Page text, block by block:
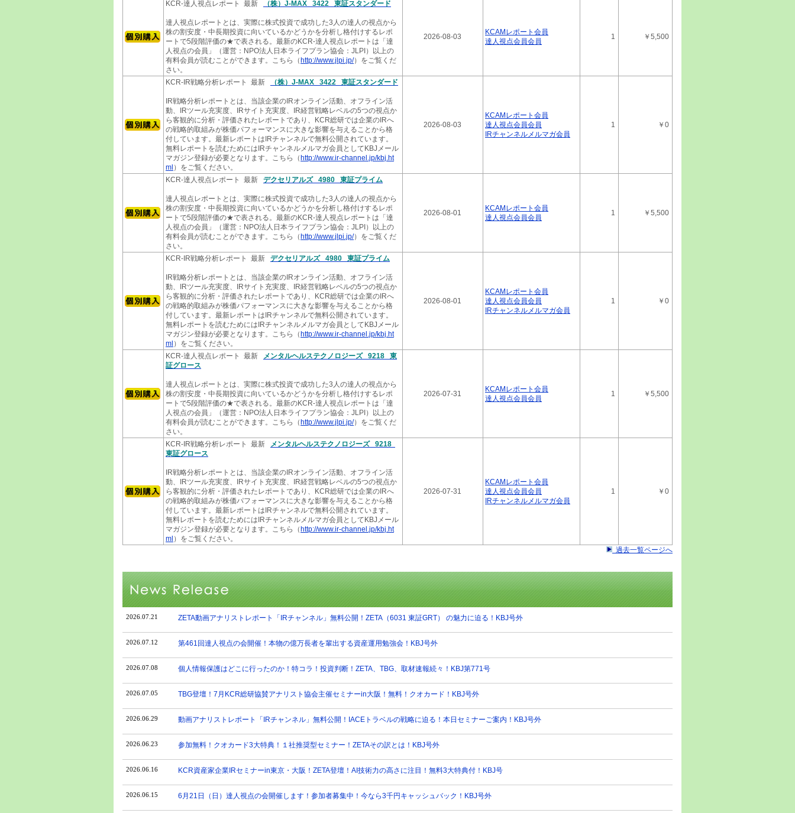
2026.06.28
KCR-特選レポート（無料版） ＩＡＣＥトラベ
KCR-IR戦略分析レポート ＥＮＥＣＨＡＮＧＥ
KCR-IR戦略分析レポート エコミック 最
新 3802・東証スタンダード
2026.06.11
2026.06.02
KCR-IR戦略分析レポート FIG 最新
4392・東証プライム
新 3710・東証スタンダード
2026.05.21
KCR-IR戦略分析レポート エアトリ 最新
6191・東証プライム
KCR-IR戦略分析レポート AnyMind
KCR-IR戦略分析レポート ＴＢグループ 最
新 6775・東証スタンダード
ド 最新 6245・東証スタンダード
KCR-IR戦略分析レポート メンバーズ 最
KCR-IR戦略分析レポート エーアイテイー
KCR-IR戦略分析レポート 巴工業 最新
6309・東証プライム
KCR-達人視点レポート 最新 （株）J-MAX 3422 東証スタンダード
達人視点レポートとは、実際に株式投資で成功した3人の達人の視点から
株の割安度・中長期投資に向いているかどうかを分析し格付けするレポ
ートで5段階評価の★で表される。最新のKCR-達人視点レポートは「達
人視点の会員」（運営：NPO法人日本ライフプラン協会：JLPI）以上の
有料会員が読むことができます。こちら（ http://www.jlpi.jp/）をご覧くだ
さい。
2026-08-03
KCAMレポート会員
達人視点会員会員
1 ￥5,500
KCR-IR戦略分析レポート 最新 （株）J-MAX 3422 東証スタンダード
IR戦略分析レポートとは、当該企業のIRオンライン活動、オフライン活
動、IRツール充実度、IRサイト充実度、IR経営戦略レベルの5つの視点か
ら客観的に分析・評価されたレポートであり、KCR総研では企業のIRへ
の戦略的取組みが株価パフォーマンスに大きな影響を与えることから格
付しています。最新レポートはIRチャンネルで無料公開されています。
無料レポートを読むためにはIRチャンネルメルマガ会員としてKBJメール
マガジン登録が必要となります。こちら（ http://www.ir-channel.jp/kbj.ht
ml ）をご覧ください。
2026-08-03
KCAMレポート会員
達人視点会員会員
IRチャンネルメルマガ会員
1 ￥0
KCR-達人視点レポート 最新 デクセリアルズ 4980 東証プライム
達人視点レポートとは、実際に株式投資で成功した3人の達人の視点から
株の割安度・中長期投資に向いているかどうかを分析し格付けするレポ
ートで5段階評価の★で表される。最新のKCR-達人視点レポートは「達
人視点の会員」（運営：NPO法人日本ライフプラン協会：JLPI）以上の
有料会員が読むことができます。こちら（ http://www.jlpi.jp/）をご覧くだ
さい。
2026-08-01
KCAMレポート会員
達人視点会員会員
1 ￥5,500
KCR-IR戦略分析レポート 最新 デクセリアルズ 4980 東証プライム
IR戦略分析レポートとは、当該企業のIRオンライン活動、オフライン活
動、IRツール充実度、IRサイト充実度、IR経営戦略レベルの5つの視点か
ら客観的に分析・評価されたレポートであり、KCR総研では企業のIRへ
の戦略的取組みが株価パフォーマンスに大きな影響を与えることから格
付しています。最新レポートはIRチャンネルで無料公開されています。
無料レポートを読むためにはIRチャンネルメルマガ会員としてKBJメール
マガジン登録が必要となります。こちら（ http://www.ir-channel.jp/kbj.ht
ml ）をご覧ください。
2026-08-01
KCAMレポート会員
達人視点会員会員
IRチャンネルメルマガ会員
1 ￥0
KCR-達人視点レポート 最新 メンタルヘルステクノロジーズ 9218 東
証グロース
達人視点レポートとは、実際に株式投資で成功した3人の達人の視点から
株の割安度・中長期投資に向いているかどうかを分析し格付けするレポ
ートで5段階評価の★で表される。最新のKCR-達人視点レポートは「達
人視点の会員」（運営：NPO法人日本ライフプラン協会：JLPI）以上の
有料会員が読むことができます。こちら（ http://www.jlpi.jp/）をご覧くだ
さい。
2026-07-31
KCAMレポート会員
達人視点会員会員
1 ￥5,500
KCR-IR戦略分析レポート 最新 メンタルヘルステクノロジーズ 9218
東証グロース
IR戦略分析レポートとは、当該企業のIRオンライン活動、オフライン活
動、IRツール充実度、IRサイト充実度、IR経営戦略レベルの5つの視点か
ら客観的に分析・評価されたレポートであり、KCR総研では企業のIRへ
の戦略的取組みが株価パフォーマンスに大きな影響を与えることから格
付しています。最新レポートはIRチャンネルで無料公開されています。
無料レポートを読むためにはIRチャンネルメルマガ会員としてKBJメール
マガジン登録が必要となります。こちら（ http://www.ir-channel.jp/kbj.ht
ml ）をご覧ください。
2026-07-31
KCAMレポート会員
達人視点会員会員
IRチャンネルメルマガ会員
1 ￥0
過去一覧ページへ
2026.07.21 ZETA動画アナリストレポート「IRチャンネル」無料公開！ZETA（6031 東証GRT） の魅力に迫る！KBJ号外
2026.07.12 第461回達人視点の会開催！本物の億万長者を輩出する資産運用勉強会！KBJ号外
2026.07.08 個人情報保護はどこに行ったのか！特コラ！投資判断！ZETA、TBG、取材速報続々！KBJ第771号
2026.07.05 TBG登壇！7月KCR総研協賛アナリスト協会主催セミナーin大阪！無料！クオカード！KBJ号外
2026.06.29 動画アナリストレポート「IRチャンネル」無料公開！IACEトラベルの戦略に迫る！本日セミナーご案内！KBJ号外
2026.06.23 参加無料！クオカード3大特典！１社推奨型セミナー！ZETAその訳とは！KBJ号外
2026.06.16 KCR資産家企業IRセミナーin東京・大阪！ZETA登壇！AI技術力の高さに注目！無料3大特典付！KBJ号
2026.06.15 6月21日（日）達人視点の会開催します！参加者募集中！今なら3千円キャッシュバック！KBJ号外